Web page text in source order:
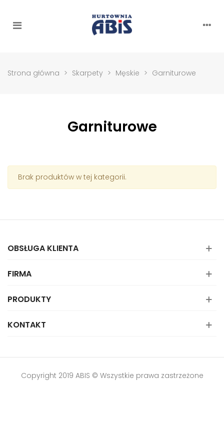
Strona główna > Skarpety > Męskie > Garniturowe
Garniturowe
Brak produktów w tej kategorii.
OBSŁUGA KLIENTA
FIRMA
PRODUKTY
KONTAKT
Copyright 2019 ABIS © Wszystkie prawa zastrzeżone